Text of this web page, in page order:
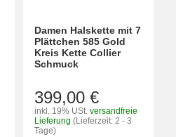
Damen Halskette mit 7
Plättchen 585 Gold
Kreis Kette Collier
Schmuck
399,00 €
inkl. 19% USt. versandfreie
Lieferung (Lieferzeit: 2 - 3
Tage)